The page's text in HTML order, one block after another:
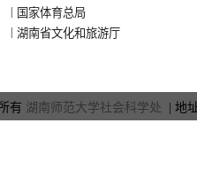
国家体育总局
湖南省文化和旅游厅
有 湖南师范大学社会科学处 | 地